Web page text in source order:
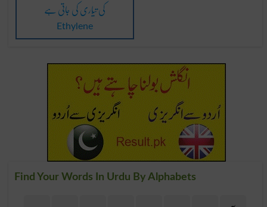
کی تیّاری کی جاتی ہے
Ethylene
Find Your Words In Urdu By Alphabets